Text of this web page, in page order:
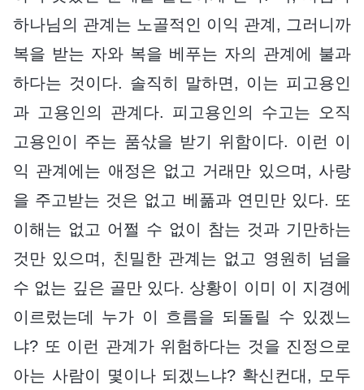
하나님의 관계는 노골적인 이익 관계, 그러니까
복을 받는 자와 복을 베푸는 자의 관계에 불과
하다는 것이다. 솔직히 말하면, 이는 피고용인
과 고용인의 관계다. 피고용인의 수고는 오직
고용인이 주는 품삯을 받기 위함이다. 이런 이
익 관계에는 애정은 없고 거래만 있으며, 사랑
을 주고받는 것은 없고 베풂과 연민만 있다. 또
이해는 없고 어쩔 수 없이 참는 것과 기만하는
것만 있으며, 친밀한 관계는 없고 영원히 넘을
수 없는 깊은 골만 있다. 상황이 이미 이 지경에
이르렀는데 누가 이 흐름을 되돌릴 수 있겠느
냐? 또 이런 관계가 위험하다는 것을 진정으로
아는 사람이 몇이나 되겠느냐? 확신컨대, 모두